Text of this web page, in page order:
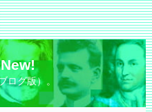
ログ版）。